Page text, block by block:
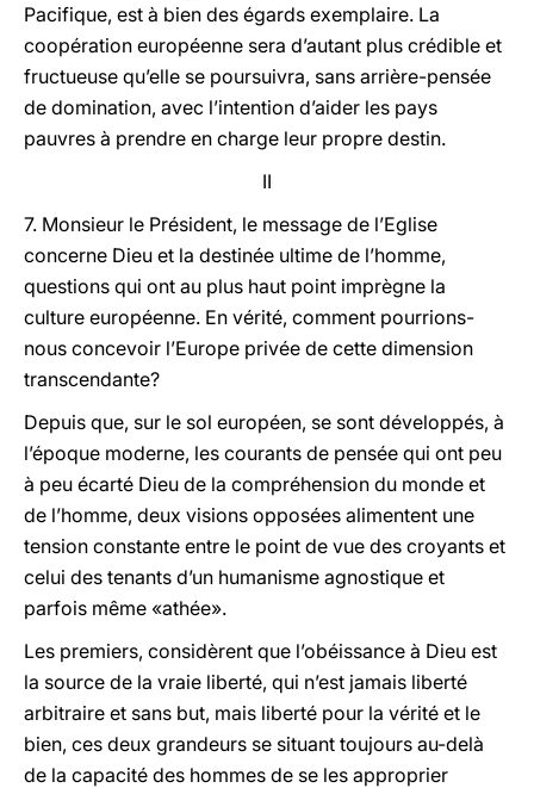
Pacifique, est à bien des égards exemplaire. La
coopération européenne sera d’autant plus crédible et
fructueuse qu’elle se poursuivra, sans arrière-pensée
de domination, avec l’intention d’aider les pays
pauvres à prendre en charge leur propre destin.
II
7. Monsieur le Président, le message de l’Eglise
concerne Dieu et la destinée ultime de l’homme,
questions qui ont au plus haut point imprègne la
culture européenne. En vérité, comment pourrions-
nous concevoir l’Europe privée de cette dimension
transcendante?
Depuis que, sur le sol européen, se sont développés, à
l’époque moderne, les courants de pensée qui ont peu
à peu écarté Dieu de la compréhension du monde et
de l’homme, deux visions opposées alimentent une
tension constante entre le point de vue des croyants et
celui des tenants d’un humanisme agnostique et
parfois même «athée».
Les premiers, considèrent que l’obéissance à Dieu est
la source de la vraie liberté, qui n’est jamais liberté
arbitraire et sans but, mais liberté pour la vérité et le
bien, ces deux grandeurs se situant toujours au-delà
de la capacité des hommes de se les approprier